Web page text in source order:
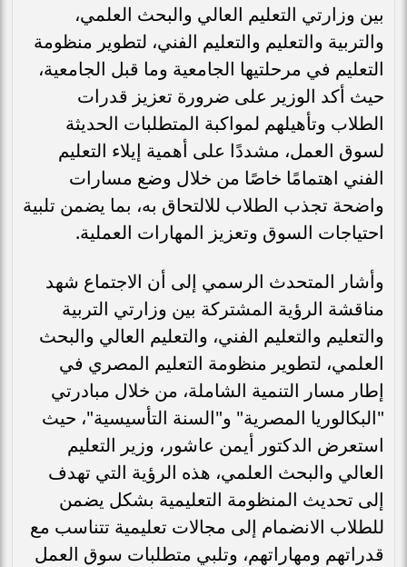
بين وزارتي التعليم العالي والبحث العلمي،
والتربية والتعليم والتعليم الفني، لتطوير منظومة
التعليم في مرحلتيها الجامعية وما قبل الجامعية،
حيث أكد الوزير على ضرورة تعزيز قدرات
الطلاب وتأهيلهم لمواكبة المتطلبات الحديثة
لسوق العمل، مشددًا على أهمية إيلاء التعليم
الفني اهتمامًا خاصًا من خلال وضع مسارات
واضحة تجذب الطلاب للالتحاق به، بما يضمن تلبية
احتياجات السوق وتعزيز المهارات العملية.
وأشار المتحدث الرسمي إلى أن الاجتماع شهد
مناقشة الرؤية المشتركة بين وزارتي التربية
والتعليم والتعليم الفني، والتعليم العالي والبحث
العلمي، لتطوير منظومة التعليم المصري في
إطار مسار التنمية الشاملة، من خلال مبادرتي
"البكالوريا المصرية" و"السنة التأسيسية"، حيث
استعرض الدكتور أيمن عاشور، وزير التعليم
العالي والبحث العلمي، هذه الرؤية التي تهدف
إلى تحديث المنظومة التعليمية بشكل يضمن
للطلاب الانضمام إلى مجالات تعليمية تتناسب مع
قدراتهم ومهاراتهم، وتلبي متطلبات سوق العمل